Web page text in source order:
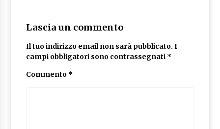
Lascia un commento
Il tuo indirizzo email non sarà pubblicato. I
campi obbligatori sono contrassegnati *
Commento *